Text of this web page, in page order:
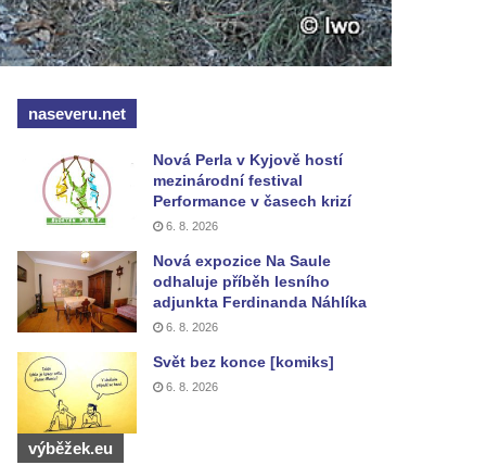
naseveru.net
Nová Perla v Kyjově hostí
mezinárodní festival
Performance v časech krizí
6. 8. 2026
Nová expozice Na Saule
odhaluje příběh lesního
adjunkta Ferdinanda Náhlíka
6. 8. 2026
Svět bez konce [komiks]
6. 8. 2026
výběžek.eu